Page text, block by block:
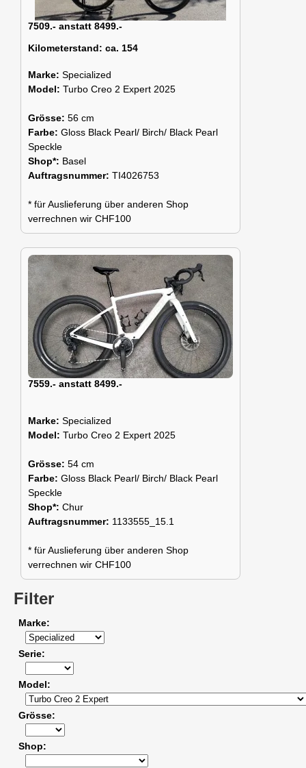
7509.- anstatt 8499.-
Kilometerstand: ca. 154
Marke: Specialized
Model: Turbo Creo 2 Expert 2025
Grösse: 56 cm
Farbe: Gloss Black Pearl/ Birch/ Black Pearl
Speckle
Shop*: Basel
Auftragsnummer: TI4026753
* für Auslieferung über anderen Shop
verrechnen wir CHF100
7559.- anstatt 8499.-
Marke: Specialized
Model: Turbo Creo 2 Expert 2025
Grösse: 54 cm
Farbe: Gloss Black Pearl/ Birch/ Black Pearl
Speckle
Shop*: Chur
Auftragsnummer: 1133555_15.1
* für Auslieferung über anderen Shop
verrechnen wir CHF100
Filter
Marke
Serie
Model
Grösse
Shop